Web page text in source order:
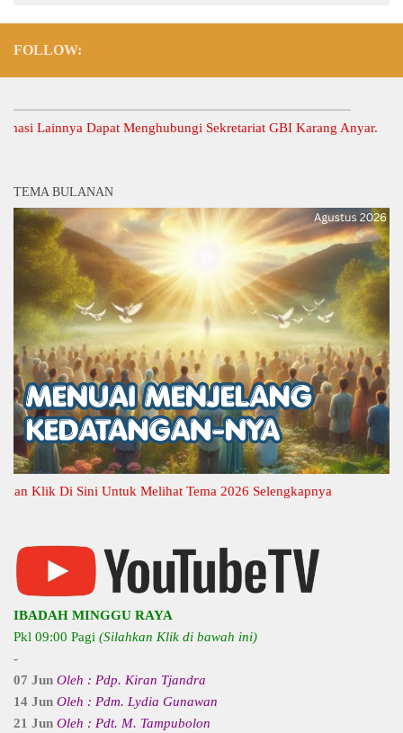
FOLLOW:
Dapat Menghubungi Sekretariat GBI Karang Anyar.
TEMA BULANAN
Di Sini Untuk Melihat Tema 2026 Selengkapnya
IBADAH MINGGU RAYA
Pkl 09:00 Pagi (Silahkan Klik di bawah ini)
-
07 Jun Oleh : Pdp. Kiran Tjandra
14 Jun Oleh : Pdm. Lydia Gunawan
21 Jun Oleh : Pdt. M. Tampubolon